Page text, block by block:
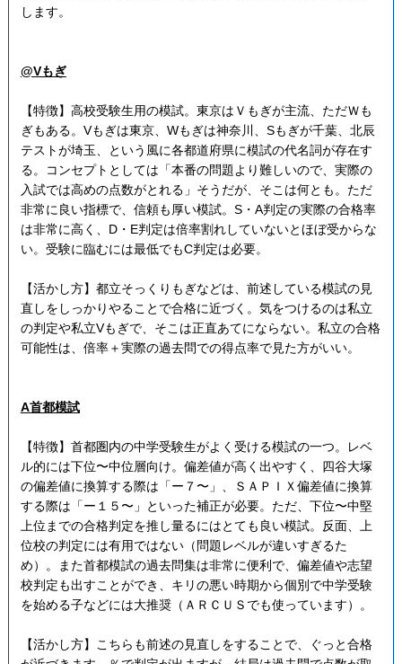
します。
@Vもぎ
【特徴】高校受験生用の模試。東京はＶもぎが主流、ただＷも
ぎもある。Vもぎは東京、Wもぎは神奈川、Sもぎが千葉、北辰
テストが埼玉、という風に各都道府県に模試の代名詞が存在す
る。コンセプトとしては「本番の問題より難しいので、実際の
入試では高めの点数がとれる」そうだが、そこは何とも。ただ
非常に良い指標で、信頼も厚い模試。S・A判定の実際の合格率
は非常に高く、D・E判定は倍率割れしていないとほぼ受からな
い。受験に臨むには最低でもC判定は必要。
【活かし方】都立そっくりもぎなどは、前述している模試の見
直しをしっかりやることで合格に近づく。気をつけるのは私立
の判定や私立Vもぎで、そこは正直あてにならない。私立の合格
可能性は、倍率＋実際の過去問での得点率で見た方がいい。
A首都模試
【特徴】首都圏内の中学受験生がよく受ける模試の一つ。レベ
ル的には下位〜中位層向け。偏差値が高く出やすく、四谷大塚
の偏差値に換算する際は「ー７〜」、ＳＡＰＩＸ偏差値に換算
する際は「ー１５〜」といった補正が必要。ただ、下位〜中堅
上位までの合格判定を推し量るにはとても良い模試。反面、上
位校の判定には有用ではない（問題レベルが違いすぎるた
め）。また首都模試の過去問集は非常に便利で、偏差値や志望
校判定も出すことができ、キリの悪い時期から個別で中学受験
を始める子などには大推奨（ＡＲＣＵＳでも使っています）。
【活かし方】こちらも前述の見直しをすることで、ぐっと合格